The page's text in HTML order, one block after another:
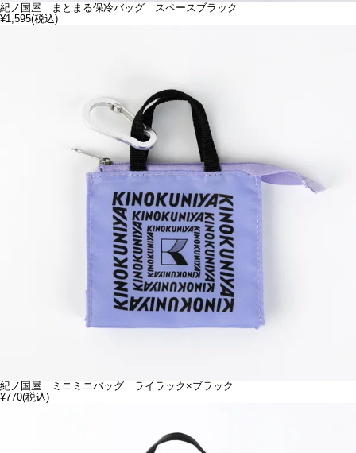
紀ノ国屋 まとまる保冷バッグ スペースブラック
¥1,595(税込)
紀ノ国屋 ミニミニバッグ ライラック×ブラック
¥770(税込)